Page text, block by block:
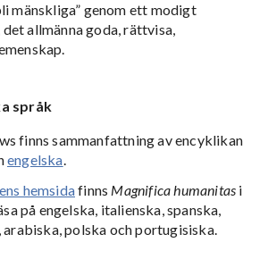
mänskliga” genom ett modigt
det allmänna goda, rättvisa,
språk
finns sammanfattning av encyklikan
engelska.
hemsidafinns Magnifica humanitas i
på engelska, italienska, spanska,
polska och portugisiska.